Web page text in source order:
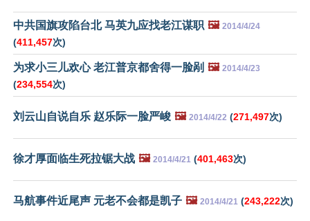
中共国旗攻陷台北 马英九应找老江谋职 🖼️ 2014/4/24
(411,457次)
为求小三儿欢心 老江普京都舍得一脸剐 🖼️ 2014/4/23
(234,554次)
刘云山自说自乐 赵乐际一脸严峻 🖼️ 2014/4/22 (271,497次)
徐才厚面临生死拉锯大战 🖼️ 2014/4/21 (401,463次)
马航事件近尾声 元老不会都是凯子 🖼️ 2014/4/21 (243,222次)